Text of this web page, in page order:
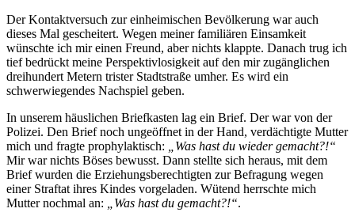
Der Kontaktversuch zur einheimischen Bevölkerung war auch
dieses Mal gescheitert. Wegen meiner familiären Einsamkeit
wünschte ich mir einen Freund, aber nichts klappte. Danach trug ich
tief bedrückt meine Perspektivlosigkeit auf den mir zugänglichen
dreihundert Metern trister Stadtstraße umher. Es wird ein
schwerwiegendes Nachspiel geben.
In unserem häuslichen Briefkasten lag ein Brief. Der war von der
Polizei. Den Brief noch ungeöffnet in der Hand, verdächtigte Mutter
mich und fragte prophylaktisch:
„Was hast du wieder gemacht?!“
Mir war nichts Böses bewusst. Dann stellte sich heraus, mit dem
Brief wurden die Erziehungsberechtigten zur Befragung wegen
einer Straftat ihres Kindes vorgeladen. Wütend herrschte mich
Mutter nochmal an:
„Was hast du gemacht?!“.